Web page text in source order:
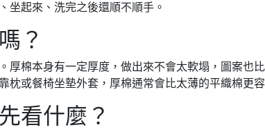
坐起來、洗完之後還順不順手。
？
厚棉本身有一定厚度，做出來不會太軟塌，圖案也
枕或餐椅坐墊外套，厚棉通常會比太薄的平織棉更容
看什麼？